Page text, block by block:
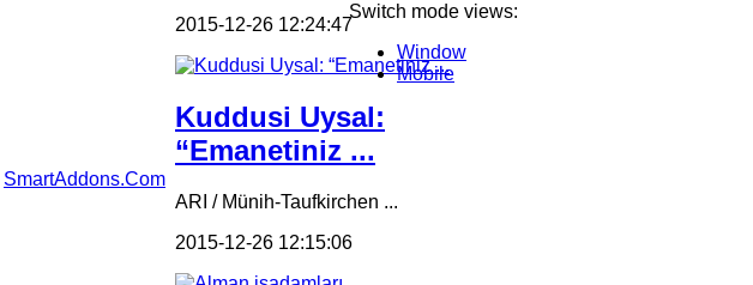
2015-12-26 12:24:47
Kuddusi Uysal:
“Emanetiniz ...
ARI / Münih-Taufkirchen ...
2015-12-26 12:15:06
Switch mode views:
Window
Mobile
SmartAddons.Com